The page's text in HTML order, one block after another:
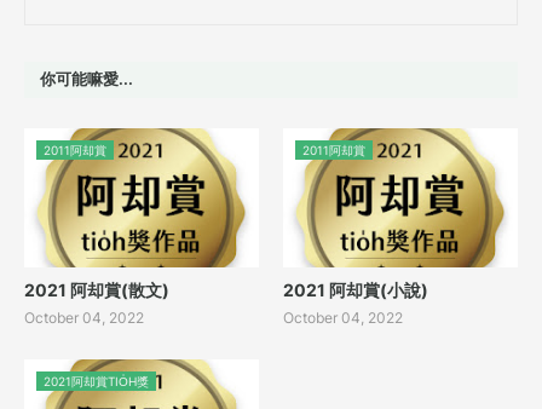
你可能嘛愛...
2011阿却賞
2021 阿却賞(散文)
October 04, 2022
2011阿却賞
2021 阿却賞(小說)
October 04, 2022
2021阿却賞TIO̍H獎